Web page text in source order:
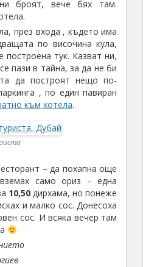
броят, вече бях там.
през входа , където има
по височина кула,
тук. Казват ни,
пази в тайна, за да не би
да построят нещо по-
, по един павиран
към хотела.
– да похапна още
само ориз – една
10,50дирхама, но понеже
и малко сос. Донесоха
сос. И всяка вечер там